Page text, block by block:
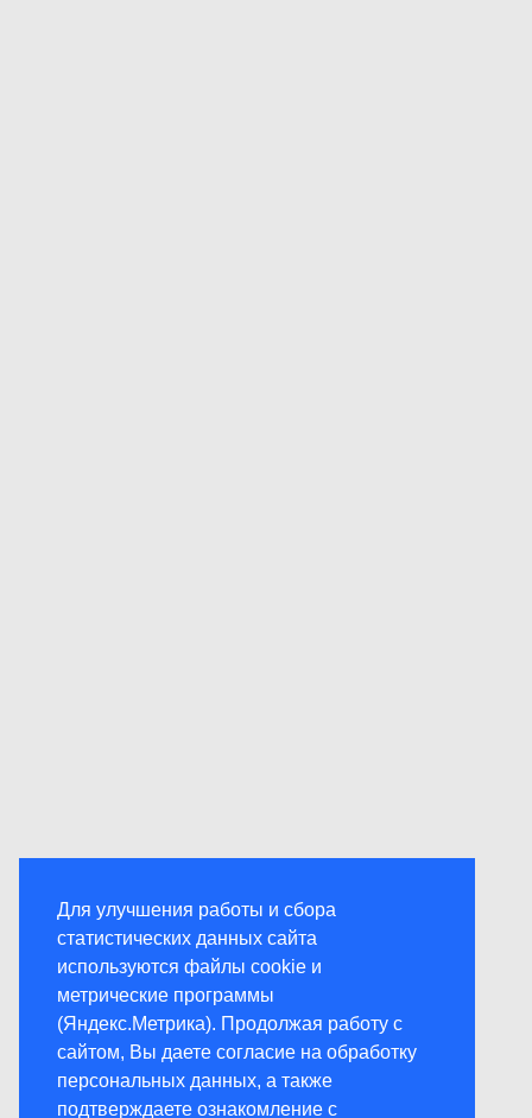
Для улучшения работы и сбора
статистических данных сайта
используются файлы cookie и
метрические программы
(Яндекс.Метрика). Продолжая работу с
сайтом, Вы даете согласие на обработку
персональных данных, а также
подтверждаете ознакомление с